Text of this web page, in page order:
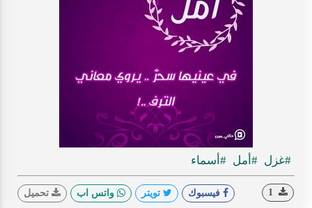
#غزل #أمل #أسماء
فيسبوك تويتر واتس اب تحميل